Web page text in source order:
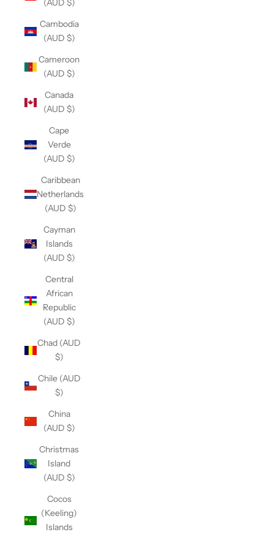
(AUD $)
Cambodia
(AUD $)
Cameroon
(AUD $)
Canada
(AUD $)
Cape
Verde
(AUD $)
Caribbean
Netherlands
(AUD $)
Cayman
Islands
(AUD $)
Central
African
Republic
(AUD $)
Chad (AUD
$)
Chile (AUD
$)
China
(AUD $)
Christmas
Island
(AUD $)
Cocos
(Keeling)
Islands